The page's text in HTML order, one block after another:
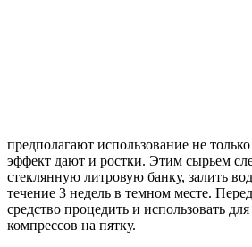
предполагают использование не
эффект дают и ростки. Этим сырьем
стеклянную литровую банку, залить
течение 3 недель в темном месте.
средство процедить и использовать
компрессов на пятку.